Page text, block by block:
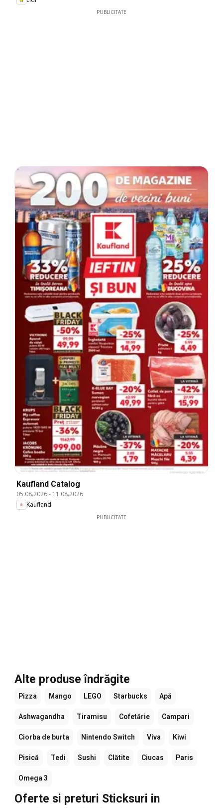
PUBLICITATE
Kaufland Catalog
05.08.2026- 11.08.2026
Kaufland
PUBLICITATE
Alte produse îndrăgite
Pizza Mango LEGO Starbucks Apă
Ashwagandha Tiramisu Cofetărie Campari
Ciorba de burta Nintendo Switch Viva Kiwi
Pisică Tedi Sushi Clătite Ciucas Paris
Omega 3
Oferte si preturi Sticksuri in